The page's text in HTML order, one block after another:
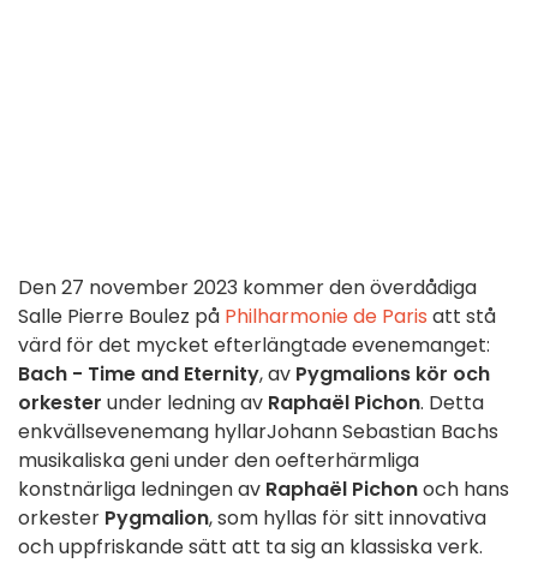
Den 27 november 2023 kommer den överdådiga
Salle Pierre Boulez på Philharmonie de Paris att stå
värd för det mycket efterlängtade evenemanget:
Bach - Time and Eternity, av Pygmalions kör och
orkester under ledning av Raphaël Pichon. Detta
enkvällsevenemang hyllarJohann Sebastian Bachs
musikaliska geni under den oefterhärmliga
konstnärliga ledningen av Raphaël Pichonoch hans
orkester Pygmalion, som hyllas för sitt innovativa
och uppfriskande sätt att ta sig an klassiska verk.